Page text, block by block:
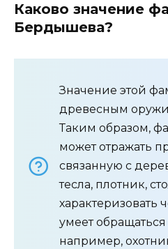
Каково значение
Бердышева?
Значение этой
древесным
Таким образом,
может отражать
связанную с
тесла, плотник,
характеризовать
умеет
например,